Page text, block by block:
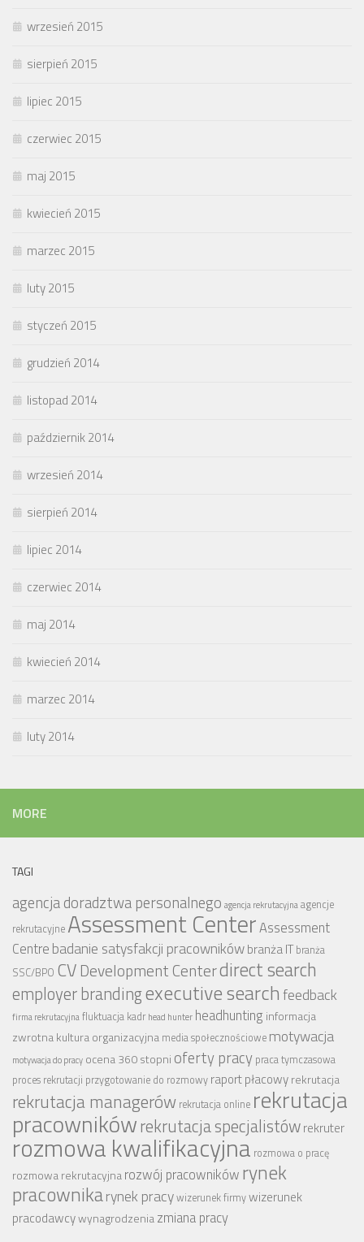
wrzesień 2015
sierpień 2015
lipiec 2015
czerwiec 2015
maj 2015
kwiecień 2015
marzec 2015
luty 2015
styczeń 2015
grudzień 2014
listopad 2014
październik 2014
wrzesień 2014
sierpień 2014
lipiec 2014
czerwiec 2014
maj 2014
kwiecień 2014
marzec 2014
luty 2014
MORE
TAGI
agencja doradztwa personalnego agencja rekrutacyjnaagencje
rekrutacyjne Assessment CenterAssessment
Centre badanie satysfakcji pracownikówbranża IT branża
SSC/BPO CV Development Centerdirect search
employer brandingexecutive searchfeedback
firma rekrutacyjnafluktuacja kadr head hunter headhunting informacja
zwrotnakultura organizacyjna media społecznościowe motywacja
motywacja do pracy ocena 360 stopni oferty pracy praca tymczasowa
proces rekrutacji przygotowanie do rozmowy raport płacowyrekrutacja
rekrutacja managerów rekrutacja online rekrutacja
pracownikówrekrutacja specjalistówrekruter
rozmowa kwalifikacyjna rozmowa o pracę
rozmowa rekrutacyjnarozwój pracowników rynek
pracownikarynek pracywizerunek firmywizerunek
pracodawcywynagrodzeniazmiana pracy